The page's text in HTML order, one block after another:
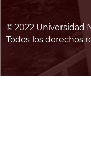
© 2022 Universidad
Todos los derechos